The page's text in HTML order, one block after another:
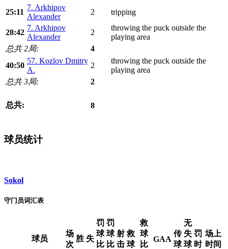
25:11
7. Arkhipov
Alexander
2 tripping
28:42
7. Arkhipov
Alexander
2
throwing the puck outside the
playing area
总共 2局:
4
40:50
57. Kozlov Dmitry
A.
2
throwing the puck outside the
playing area
总共 3局:
2
总共: 8
球员统计
Sokol
守门员词汇表
球员
场
次
胜 失
罚
球
比
罚
球
比
射
击
救
球
救
球
比
GAA
传
球
无
失
球
罚
时
场上
时间